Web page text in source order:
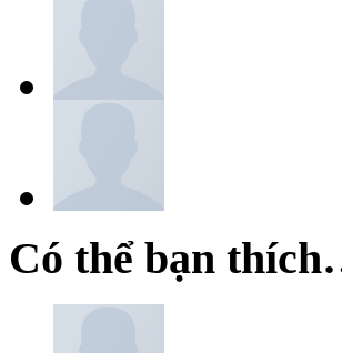
Có thể bạn